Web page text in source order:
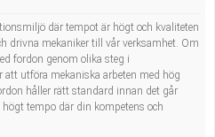
där tempot är högt och kvaliteten
drivna mekaniker till vår verksamhet. Om
fordon genom olika steg i
utföra mekaniska arbeten med hög
håller rätt standard innan det går
högt tempo där din kompetens och